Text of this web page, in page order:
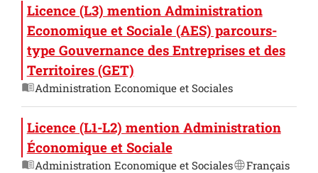
Licence (L3) mention Administration
Economique et Sociale (AES) parcours-
type Gouvernance des Entreprises et des
Territoires (GET)
Administration Economique et Sociales
Licence (L1-L2) mention Administration
Économique et Sociale
Administration Economique et Sociales Français